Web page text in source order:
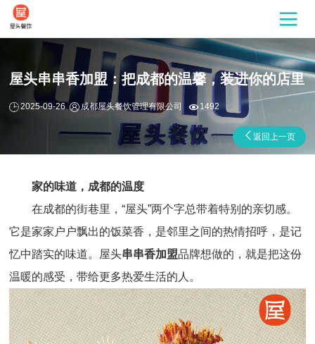
返回上一页
屋头串串香加盟：把成都的温馨，装进你的店里
2025-09-26 成都屋头餐饮管理有限公司 1492
家的味道，成都的温度
在成都的街巷里，“屋头”两个字总带着特别的亲切感。
它是家家户户飘出的饭菜香，是邻里之间的热情招呼，是记
忆中踏实的味道。屋头串串香加盟品牌想做的，就是把这份
温暖的感受，带给更多热爱生活的人。